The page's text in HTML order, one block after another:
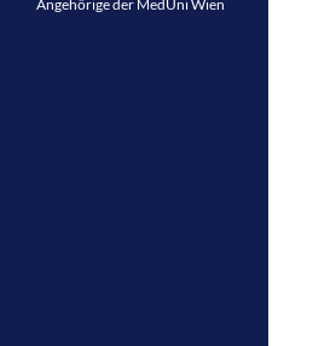
Angehörige der MedUni Wien